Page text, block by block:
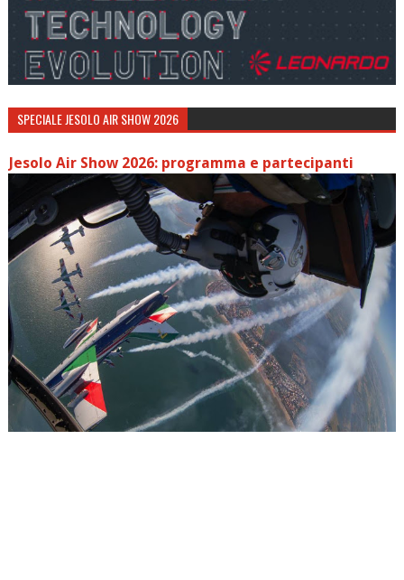
SPECIALE JESOLO AIR SHOW 2026
Jesolo Air Show 2026: programma e partecipanti